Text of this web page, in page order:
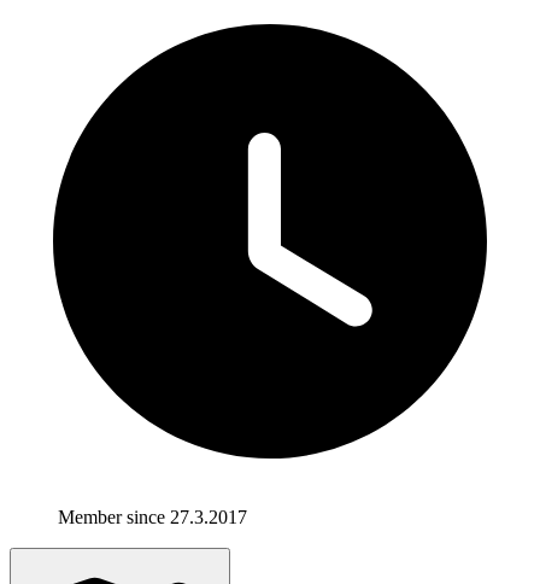
Member since 27.3.2017